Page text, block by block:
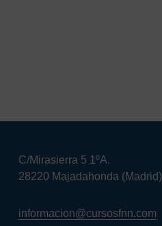
C/Mirasierra 5 1ºA.
28220 Majadahonda (Madrid)
informacion@cursosfnn.com